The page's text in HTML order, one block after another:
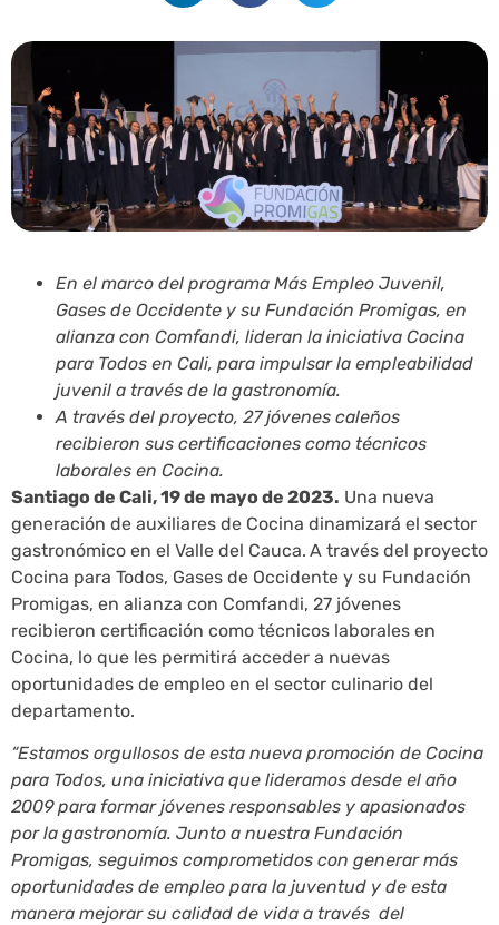
En el marco del programa Más Empleo Juvenil,
Gases de Occidente y su Fundación Promigas, en
alianza con Comfandi, lideran la iniciativa Cocina
para Todos en Cali, para impulsar la empleabilidad
juvenil a través de la gastronomía.
A través del proyecto, 27 jóvenes caleños
recibieron sus certificaciones como técnicos
laborales en Cocina.
Santiago de Cali, 19 de mayo de 2023. Una nueva
generación de auxiliares de Cocina dinamizará el sector
gastronómico en el Valle del Cauca. A través del proyecto
Cocina para Todos, Gases de Occidente y su Fundación
Promigas, en alianza con Comfandi, 27 jóvenes
recibieron certificación como técnicos laborales en
Cocina, lo que les permitirá acceder a nuevas
oportunidades de empleo en el sector culinario del
departamento.
“Estamos orgullosos de esta nueva promoción de Cocina
para Todos, una iniciativa que lideramos desde el año
2009 para formar jóvenes responsables y apasionados
por la gastronomía. Junto a nuestra Fundación
Promigas, seguimos comprometidos con generar más
oportunidades de empleo para la juventud y de esta
manera mejorar su calidad de vida a través del